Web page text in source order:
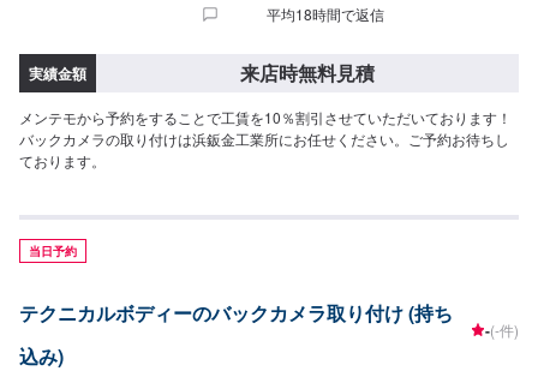
平均18時間で返信
実績金額 来店時無料見積
メンテモから予約をすることで工賃を10％割引させていただいております！
バックカメラの取り付けは浜鈑金工業所にお任せください。ご予約お待ちし
ております。
当日予約
テクニカルボディーのバックカメラ取り付け (持ち
込み)
-(-件)